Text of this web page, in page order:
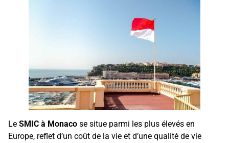
Le SMIC à Monaco se situe parmi les plus élevés en
Europe, reflet d’un coût de la vie et d’une qualité de vie